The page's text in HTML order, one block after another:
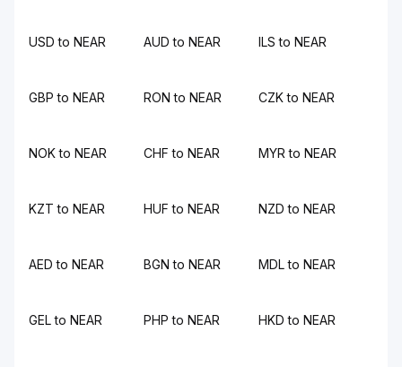
USD to NEAR AUD to NEAR ILS to NEAR
GBP to NEAR RON to NEAR CZK to NEAR
NOK to NEAR CHF to NEAR MYR to NEAR
KZT to NEAR HUF to NEAR NZD to NEAR
AED to NEAR BGN to NEAR MDL to NEAR
GEL to NEAR PHP to NEAR HKD to NEAR